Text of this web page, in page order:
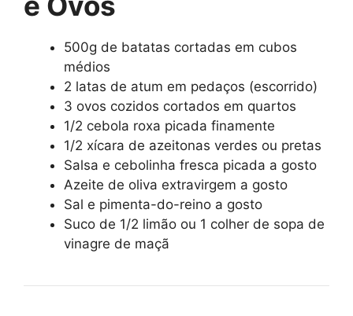
500g de batatas cortadas em cubos
médios
2 latas de atum em pedaços (escorrido)
3 ovos cozidos cortados em quartos
1/2 cebola roxa picada finamente
1/2 xícara de azeitonas verdes ou pretas
Salsa e cebolinha fresca picada a gosto
Azeite de oliva extravirgem a gosto
Sal e pimenta-do-reino a gosto
Suco de 1/2 limão ou 1 colher de sopa de
vinagre de maçã